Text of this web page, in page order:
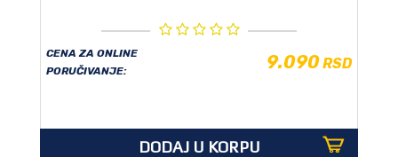
CENA ZA ONLINE
PORUČIVANJE:
9.090RSD
DODAJ U KORPU